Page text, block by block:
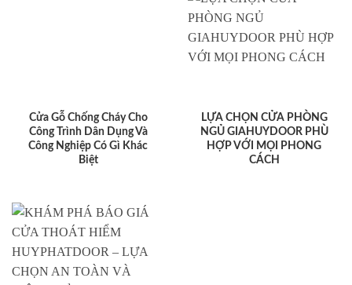
Cửa Gỗ Chống Cháy Cho
Công Trình Dân Dụng Và
Công Nghiệp Có Gì Khác
Biệt
LỰA CHỌN CỬA PHÒNG
NGỦ GIAHUYDOOR PHÙ
HỢP VỚI MỌI PHONG
CÁCH